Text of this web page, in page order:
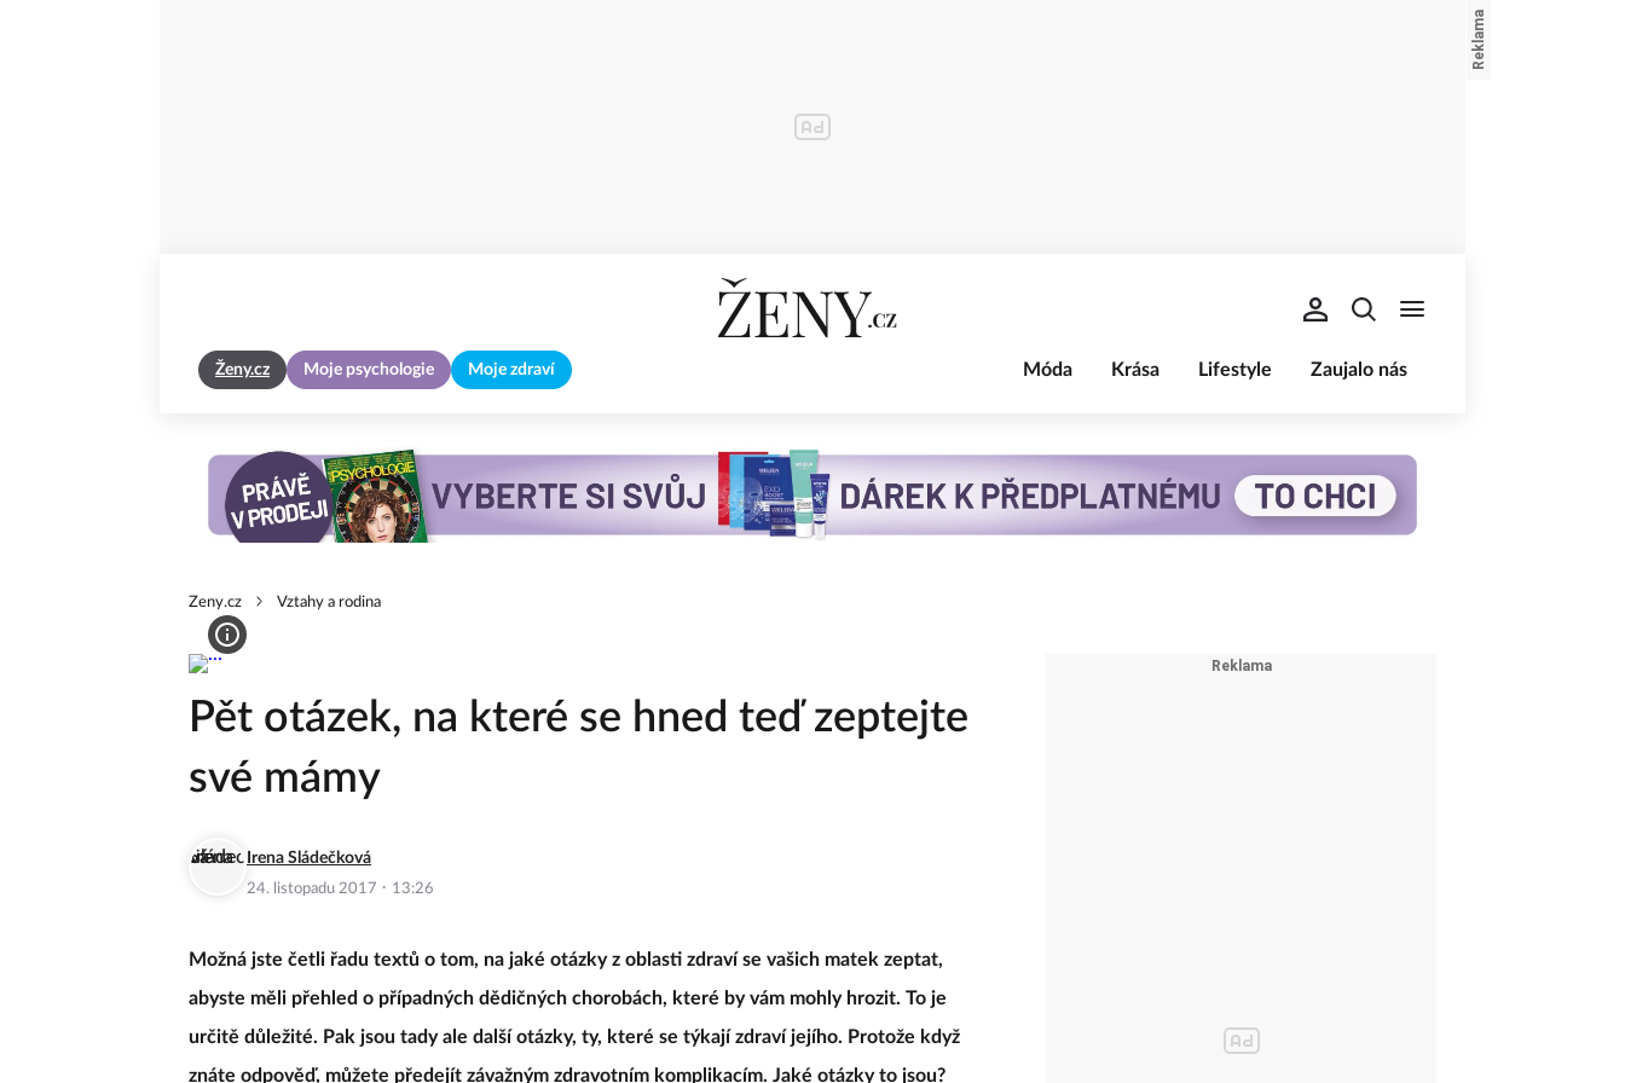
Ženy.cz Moje psychologie Moje zdraví Móda Krása Lifestyle Zaujalo nás
Zeny.cz Vztahy a rodina
Pět otázek, na které se hned teď zeptejte
své mámy
Irena Sládečková
24. listopadu 2017 · 13:26
Možná jste četli řadu textů o tom, na jaké otázky z oblasti zdraví se vašich matek zeptat,
abyste měli přehled o případných dědičných chorobách, které by vám mohly hrozit. To je
určitě důležité. Pak jsou tady ale další otázky, ty, které se týkají zdraví jejího. Protože když
znáte odpověď, můžete předejít závažným zdravotním komplikacím. Jaké otázky to jsou?